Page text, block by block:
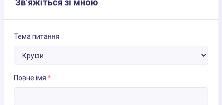
Зв’яжіться зі мною
Тема питання
Повне імя *